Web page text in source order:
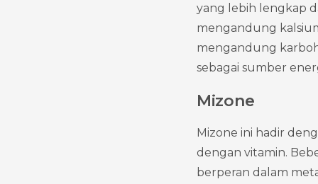
yang lebih lengkap
mengandung
mengandung
sebagai sumber
Mizone
Mizone ini hadir
dengan vitamin.
berperan dalam